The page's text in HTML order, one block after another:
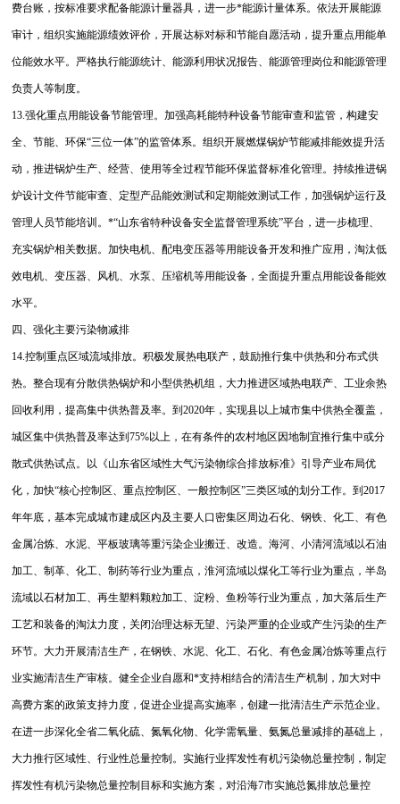
费台账，按标准要求配备能源计量器具，进一步*能源计量体系。依法开展能源
审计，组织实施能源绩效评价，开展达标对标和节能自愿活动，提升重点用能单
位能效水平。严格执行能源统计、能源利用状况报告、能源管理岗位和能源管理
负责人等制度。
13.强化重点用能设备节能管理。加强高耗能特种设备节能审查和监管，构建安
全、节能、环保“三位一体”的监管体系。组织开展燃煤锅炉节能减排能效提升活
动，推进锅炉生产、经营、使用等全过程节能环保监督标准化管理。持续推进锅
炉设计文件节能审查、定型产品能效测试和定期能效测试工作，加强锅炉运行及
管理人员节能培训。*“山东省特种设备安全监督管理系统”平台，进一步梳理、
充实锅炉相关数据。加快电机、配电变压器等用能设备开发和推广应用，淘汰低
效电机、变压器、风机、水泵、压缩机等用能设备，全面提升重点用能设备能效
水平。
四、强化主要污染物减排
14.控制重点区域流域排放。积极发展热电联产，鼓励推行集中供热和分布式供
热。整合现有分散供热锅炉和小型供热机组，大力推进区域热电联产、工业余热
回收利用，提高集中供热普及率。到2020年，实现县以上城市集中供热全覆盖，
城区集中供热普及率达到75%以上，在有条件的农村地区因地制宜推行集中或分
散式供热试点。以《山东省区域性大气污染物综合排放标准》引导产业布局优
化，加快“核心控制区、重点控制区、一般控制区”三类区域的划分工作。到2017
年年底，基本完成城市建成区内及主要人口密集区周边石化、钢铁、化工、有色
金属冶炼、水泥、平板玻璃等重污染企业搬迁、改造。海河、小清河流域以石油
加工、制革、化工、制药等行业为重点，淮河流域以煤化工等行业为重点，半岛
流域以石材加工、再生塑料颗粒加工、淀粉、鱼粉等行业为重点，加大落后生产
工艺和装备的淘汰力度，关闭治理达标无望、污染严重的企业或产生污染的生产
环节。大力开展清洁生产，在钢铁、水泥、化工、石化、有色金属冶炼等重点行
业实施清洁生产审核。健全企业自愿和*支持相结合的清洁生产机制，加大对中
高费方案的政策支持力度，促进企业提高实施率，创建一批清洁生产示范企业。
在进一步深化全省二氧化硫、氮氧化物、化学需氧量、氨氮总量减排的基础上，
大力推行区域性、行业性总量控制。实施行业挥发性有机污染物总量控制，制定
挥发性有机污染物总量控制目标和实施方案，对沿海7市实施总氮排放总量控